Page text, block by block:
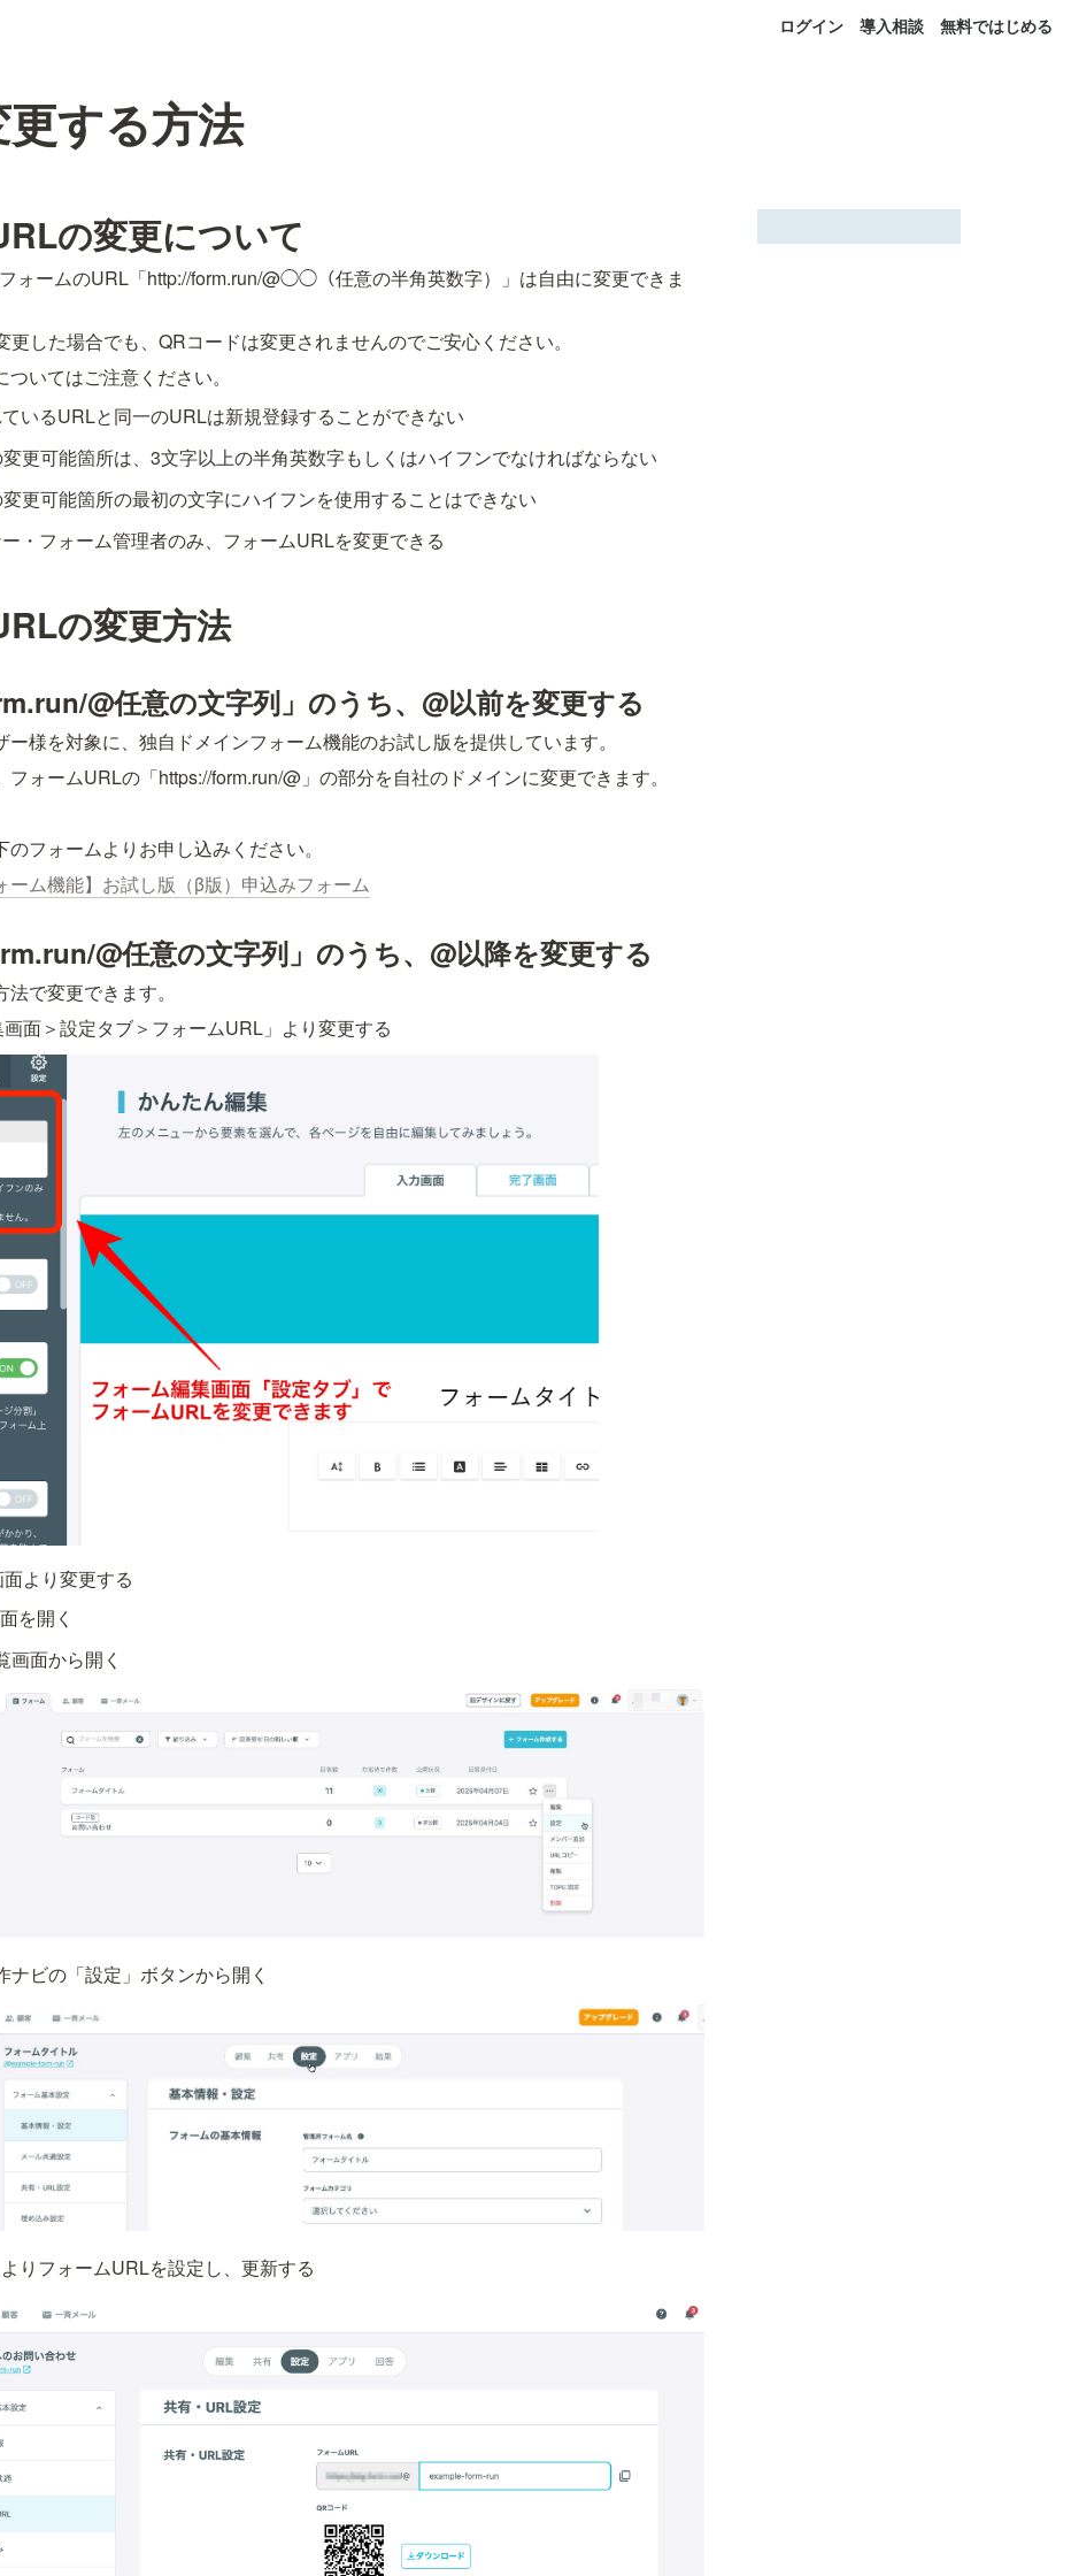
ログイン 導入相談 無料ではじめる
する方法
の変更について
ォームのURL「http://form.run/@◯◯（任意の半角英数字）」は自由に変更できま
更した場合でも、QRコードは変更されませんのでご安心ください。
いてはご注意ください。
いるURLと同一のURLは新規登録することができない
更可能箇所は、3文字以上の半角英数字もしくはハイフンでなければならない
更可能箇所の最初の文字にハイフンを使用することはできない
・フォーム管理者のみ、フォームURLを変更できる
の変更方法
@任意の文字列」のうち、@以前を変更する
様を対象に、独自ドメインフォーム機能のお試し版を提供しています。
フォームURLの「https://form.run/@」の部分を自社のドメインに変更できます。
フォームよりお申し込みください。
ーム機能】お試し版（β版）申込みフォーム
@任意の文字列」のうち、@以降を変更する
で変更できます。
面＞設定タブ＞フォームURL」より変更する
より変更する
を開く
画面から開く
ナビの「設定」ボタンから開く
よりフォームURLを設定し、更新する